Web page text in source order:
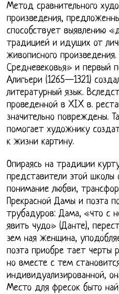
Метод сравнительного
произведения,
способствует выявлению
традицией и идущих от
живописного
Средневековья» и первый
Алигьери (1265—1321)
литературный язык.
проведенной в XIX в.
значительно повреждены.
помогает художнику
к жизни картину.
Опираясь на традиции
представители этой школы
понимание любви,
Прекрасной Дамы и поэта
трубадуров: Дама, «что с
явить чудо» (Данте),
зем ная женщина,
поэта приобре тает черты
но вместе с тем
индивидуализированной,
Место для фресок быто